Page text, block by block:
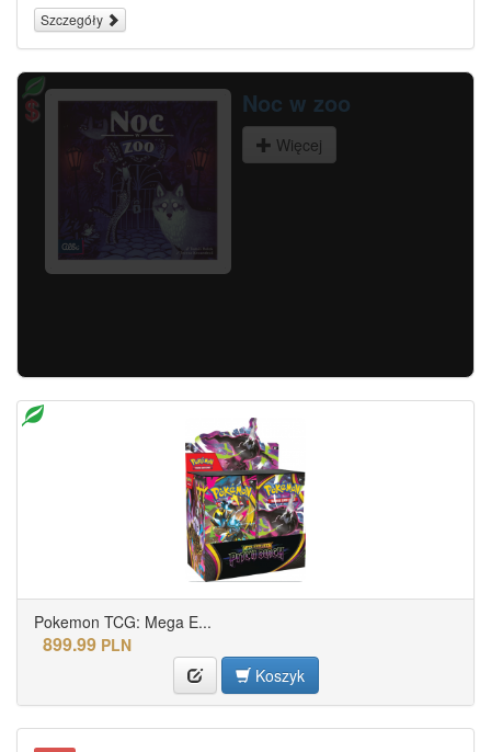
Szczegóły
Gloomhaven. Guziki i robaki
Więcej
Pokemon TCG: Mega E...
899.99 PLN
Koszyk